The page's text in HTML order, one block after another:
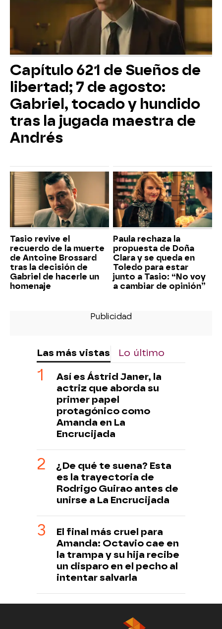
Capítulo 621 de Sueños de
libertad; 7 de agosto:
Gabriel, tocado y hundido
tras la jugada maestra de
Andrés
Tasio revive el
recuerdo de la muerte
de Antoine Brossard
tras la decisión de
Gabriel de hacerle un
homenaje
Paula rechaza la
propuesta de Doña
Clara y se queda en
Toledo para estar
junto a Tasio: “No voy
a cambiar de opinión”
Las más vistas Lo último
Así es Ástrid Janer, la
actriz que aborda su
primer papel
protagónico como
Amanda en La
Encrucijada
¿De qué te suena? Esta
es la trayectoria de
Rodrigo Guirao antes de
unirse a La Encrucijada
El final más cruel para
Amanda: Octavio cae en
la trampa y su hija recibe
un disparo en el pecho al
intentar salvarla